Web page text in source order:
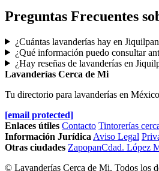
Preguntas Frecuentes
¿Cuántas lavanderías hay en
¿Qué información puedo consultar
¿Hay reseñas de lavanderías en
Lavanderías Cerca de Mi
Tu directorio para lavanderías en México
[email protected]
Enlaces útiles Contacto Tintorerías
Información Jurídica Aviso Legal
Otras ciudades ZapopanCdad. López
© Lavanderías Cerca de Mi. Todos los